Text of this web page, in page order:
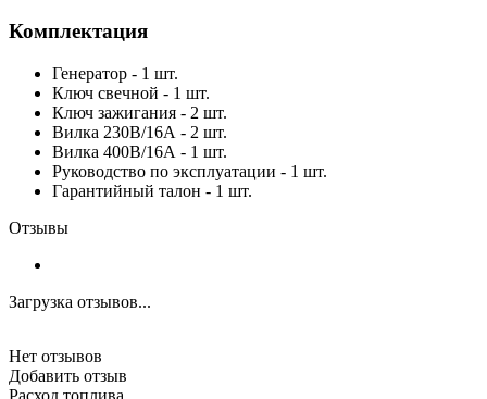
Комплектация
Генератор - 1 шт.
Ключ свечной - 1 шт.
Ключ зажигания - 2 шт.
Вилка 230В/16А - 2 шт.
Вилка 400В/16А - 1 шт.
Руководство по эксплуатации - 1 шт.
Гарантийный талон - 1 шт.
Отзывы
Загрузка отзывов...
Нет отзывов
Добавить отзыв
Расход топлива